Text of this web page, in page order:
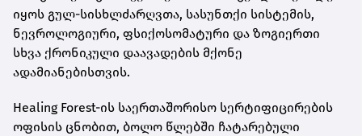
იყოს გულ-სისხლძარღვთა, სასუნთქი სისტემის,
ნევროლოგიური, ფსიქოსომატური და ზოგიერთი
სხვა ქრონიკული დაავადების მქონე
ადამიანებისთვის.
Healing Forest-ის საერთაშორისო სერტიფიცირების
ოფისის ცნობით, ბოლო წლებში ჩატარებული